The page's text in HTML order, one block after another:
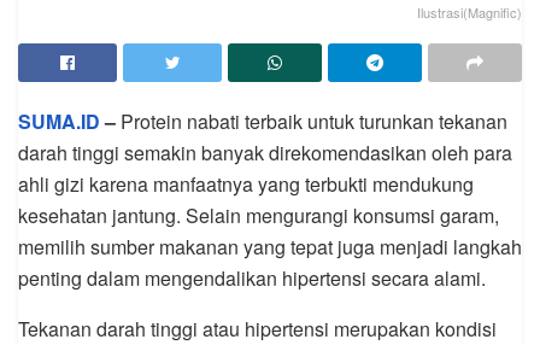
Ilustrasi(Magnific)
SUMA.ID– Protein nabati terbaik untuk turunkan tekanan
darah tinggi semakin banyak direkomendasikan oleh para
ahli gizi karena manfaatnya yang terbukti mendukung
kesehatan jantung. Selain mengurangi konsumsi garam,
memilih sumber makanan yang tepat juga menjadi langkah
penting dalam mengendalikan hipertensi secara alami.
Tekanan darah tinggi atau hipertensi merupakan kondisi